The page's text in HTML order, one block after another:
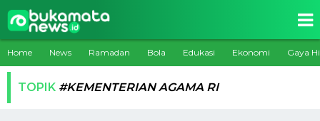
Home News Ramadan Bola Edukasi Ekonomi Gaya
TOPIK #KEMENTERIAN AGAMA RI